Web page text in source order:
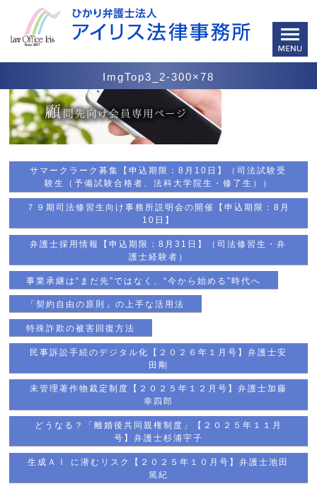
ImgTop3_2-300×78
サマークラーク募集【申込期限：8月10日】（司法試験受
験生（予備試験合格者、法科大学院生・修了生））
７９期司法修習生向け事務所説明会の開催【申込期限：8月
10日】
弁護士採用情報【申込期限：8月31日】（司法修習生・弁
護士経験者）
事業承継は“まだ先”ではなく、“今から始める”時代へ
「契約自由の原則」の上手な活用法
特殊詐欺の被害回復方法
民事訴訟手続のデジタル化【２０２６年１月号】弁護士安
田剛
未管理著作物裁定制度【２０２５年１２月号】弁護士加藤
幸四郎
どうなる？「離婚後共同親権制度」【２０２５年１１月
号】弁護士杉浦宇子
生成ＡＩ に潜むリスク【２０２５年１０月号】弁護士池田
篤紀